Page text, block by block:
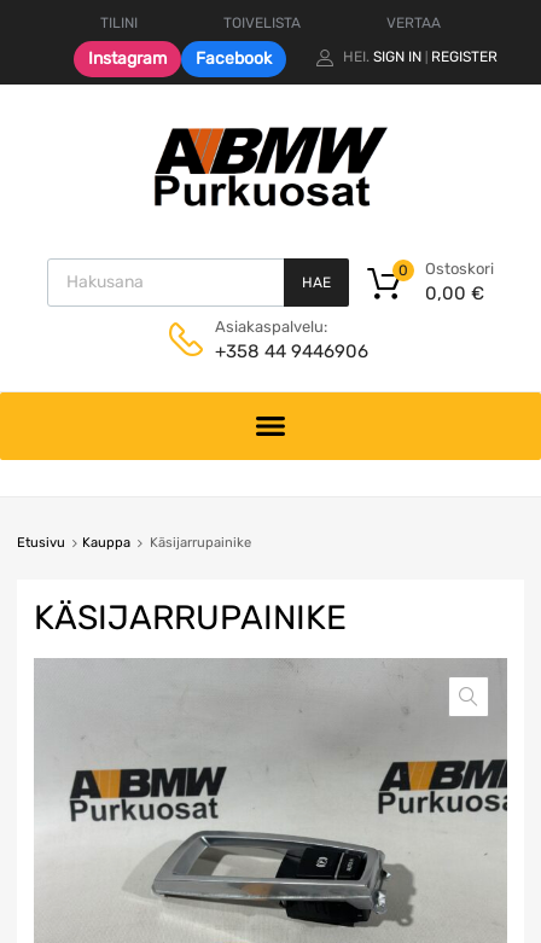
TILINI TOIVELISTA VERTAA
Instagram Facebook HEI. SIGN IN REGISTER
Products search
HAE
Ostoskori
0,00 €
0
Asiakaspalvelu:
+358 44 9446906
content
Etusivu Kauppa Käsijarrupainike
KÄSIJARRUPAINIKE